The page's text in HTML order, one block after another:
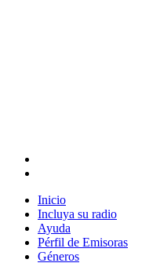
Inicio
Incluya su radio
Ayuda
Pérfil de Emisoras
Géneros